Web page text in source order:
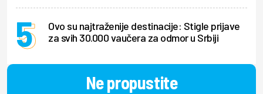
Ovo su najtraženije destinacije: Stigle prijave
za svih 30.000 vaučera za odmor u Srbiji
Ne propustite